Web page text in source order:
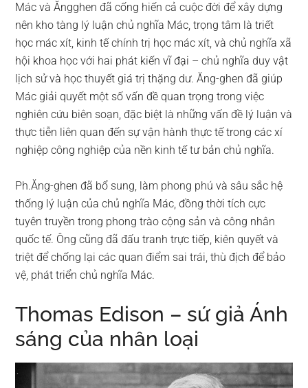
Mác và Ăngghen đã cống hiến cả cuộc đời để xây dựng
nên kho tàng lý luận chủ nghĩa Mác, trọng tâm là triết
học mác xít, kinh tế chính trị học mác xít, và chủ nghĩa xã
hội khoa học với hai phát kiến vĩ đại – chủ nghĩa duy vật
lịch sử và học thuyết giá trị thặng dư. Ăng-ghen đã giúp
Mác giải quyết một số vấn đề quan trọng trong việc
nghiên cứu biên soạn, đặc biệt là những vấn đề lý luận và
thực tiễn liên quan đến sự vận hành thực tế trong các xí
nghiệp công nghiệp của nền kinh tế tư bản chủ nghĩa.
Ph.Ăng-ghen đã bổ sung, làm phong phú và sâu sắc hệ
thống lý luận của chủ nghĩa Mác, đồng thời tích cực
tuyên truyền trong phong trào cộng sản và công nhân
quốc tế. Ông cũng đã đấu tranh trực tiếp, kiên quyết và
triệt để chống lại các quan điểm sai trái, thù địch để bảo
vệ, phát triển chủ nghĩa Mác.
Thomas Edison – sứ giả Ánh
sáng của nhân loại